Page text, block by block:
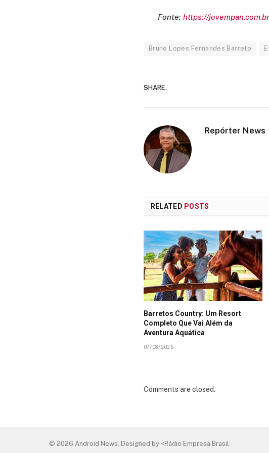
Fonte: https://jovempan.com.br
Bruno Lopes Fernandes Barreto
SHARE.
Repórter News
RELATED POSTS
Barretos Country: Um Resort
Completo Que Vai Além da
Aventura Aquática
07/08/2026
Comments are closed.
© 2026 Android News. Designed by <Rádio Empresa Brasil.